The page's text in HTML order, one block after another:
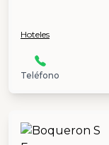
Hoteles
Teléfono